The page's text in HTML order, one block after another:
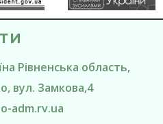
Рівненська область,
, вул. Замкова,4
adm.rv.ua